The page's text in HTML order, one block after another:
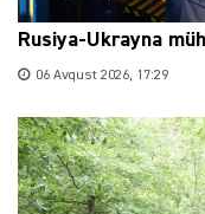
Rusiya-Ukrayna
06 Avqust 2026, 17:29